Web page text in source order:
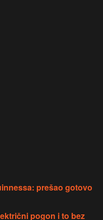
prešao gotovo
pogon i to bez